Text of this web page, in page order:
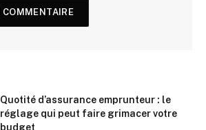
Quotité d’assurance emprunteur : le
réglage qui peut faire grimacer votre
budget